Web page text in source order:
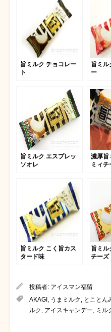
旨ミルク チョコレー
ト
旨ミル
ー
旨ミルク エスプレッ
ソオレ
濃厚旨
ミィチ
旨ミルク こく旨カス
タード味
旨ミル
チーズ
投稿者: アイスマン福留
AKAGI , うまミルク , とことん
ルク , アイスキャンデー, ミル